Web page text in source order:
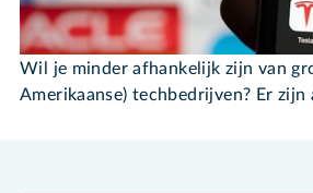
Alternatieven big
Wil je minder afhankelijk zijn van
Amerikaanse) techbedrijven? Er zijn